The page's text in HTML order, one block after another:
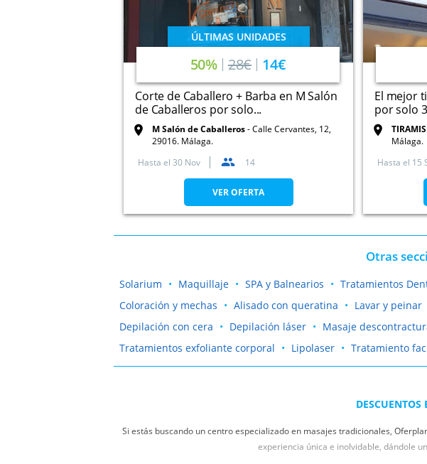
50% 28€ 14€
Corte de Caballero + Barba en M Salón
de Caballeros por solo...
M Salón de Caballeros Calle Cervantes, 12,
29016. Málaga.
Hasta el 30 Nov 14
ÚLTIMAS UNIDADES
VER OFERTA
El mejor
por solo
Málaga.
Hasta el 15
Otras
Solarium Maquillaje SPA y Balnearios Tratamientos
Coloración y mechas
Alisado con queratina Lavar y peinar
Depilación con cera
Depilación láser Masaje
Tratamientos exfoliante corporal
Lipolaser Tratamiento
Si estás buscando un centro especializado en masajes tradicionales,
experiencia única e inolvidable, dándole